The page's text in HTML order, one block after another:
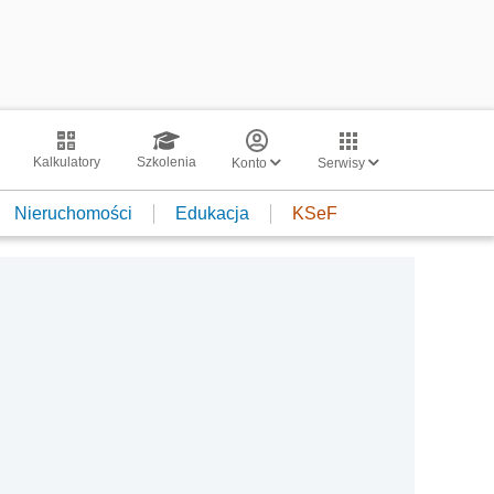
Kalkulatory Szkolenia Konto Serwisy
Nieruchomości Edukacja KSeF